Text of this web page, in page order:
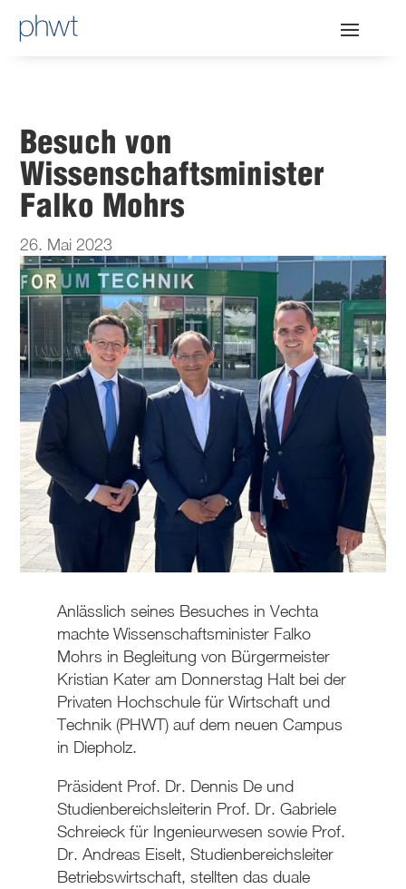
Besuch von
Wissenschaftsminister
Falko Mohrs
26. Mai 2023
Anlässlich seines Besuches in Vechta
machte Wissenschaftsminister Falko
Mohrs in Begleitung von Bürgermeister
Kristian Kater am Donnerstag Halt bei der
Privaten Hochschule für Wirtschaft und
Technik (PHWT) auf dem neuen Campus
in Diepholz.
Präsident Prof. Dr. Dennis De und
Studienbereichsleiterin Prof. Dr. Gabriele
Schreieck für Ingenieurwesen sowie Prof.
Dr. Andreas Eiselt, Studienbereichsleiter
Betriebswirtschaft, stellten das duale